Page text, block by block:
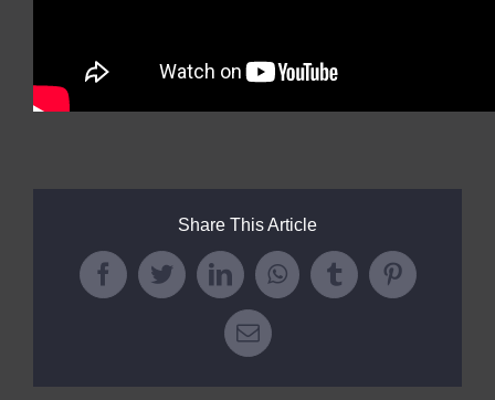
Account
Share This Article
FacebookTwitterLinkedInWhatsApp
TumblrPinterest
Email